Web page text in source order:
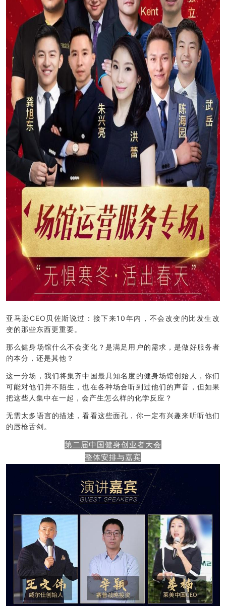
亚马逊CEO贝佐斯说过：接下来10年内，不会改变的比发生改
变的那些东西更重要。
那么健身场馆什么不会变化？是满足用户的需求，是做好服务者
的本分，还是其他？
这一分场，我们将集齐中国最具知名度的健身场馆创始人，你们
可能对他们并不陌生，也在各种场合听到过他们的声音，但如果
把这些人集中在一起，会产生怎么样的化学反应？
无需太多语言的描述，看看这些面孔，你一定有兴趣来听听他们
的唇枪舌剑。
第二届中国健身创业者大会
整体安排与嘉宾